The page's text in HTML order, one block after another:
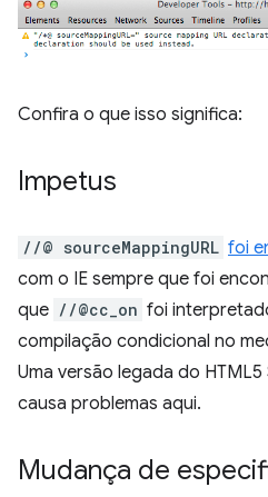
Confira o que isso significa:
Impetus
//@ sourceMappingURL foi
com o IE sempre que foi
que //@cc_on foi
compilação condicional no
Uma versão legada do
causa problemas aqui.
Mudança de